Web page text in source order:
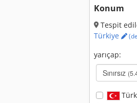
Konum
Tespit
Türkiye
yarıçap:
Sınırsız